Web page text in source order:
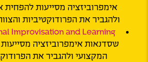
אימפרוביזציה מסייעות
ולהגביר את הפרודוקטיביות
Improvisation and Learning
שסדנאות אימפרוביזציה
המקצועי ולהגביר את